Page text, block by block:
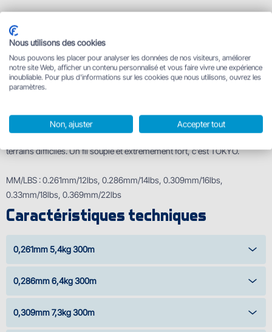
Description
Excellente résistance à l'abrasion, dilatabilité minimale et formidable
résistance au nœud, notamment pour les carpistes dans toutes les
conditions. Un lancer parfait est assuré par la surface absolument lisse.
Tokyo fait partie des fils Delphin haut de gamme fabriqués au Japon.
dimensions, le plus fin est 0,261 mm notamment pour les lancers à
longue distance, le plus épais est 0,369 mm pour la pêche dans les
terrains difficiles. Un fil souple et extrêmement fort, c'est TOKYO.
MM/LBS : 0.261mm/12lbs, 0.286mm/14lbs, 0.309mm/16lbs,
0.33mm/18lbs, 0.369mm/22lbs
Caractéristiques techniques
0,261mm 5,4kg 300m
0,286mm 6,4kg 300m
0,309mm 7,3kg 300m
Nous utilisons des cookies
Nous pouvons les placer pour analyser les données de nos visiteurs, améliorer
notre site Web, afficher un contenu personnalisé et vous faire vivre une expérience
inoubliable. Pour plus d'informations sur les cookies que nous utilisons, ouvrez les
paramètres.
Non, ajuster Accepter tout